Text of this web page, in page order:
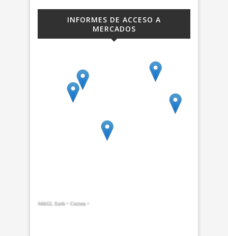
INFORMES DE ACCESO A
MERCADOS